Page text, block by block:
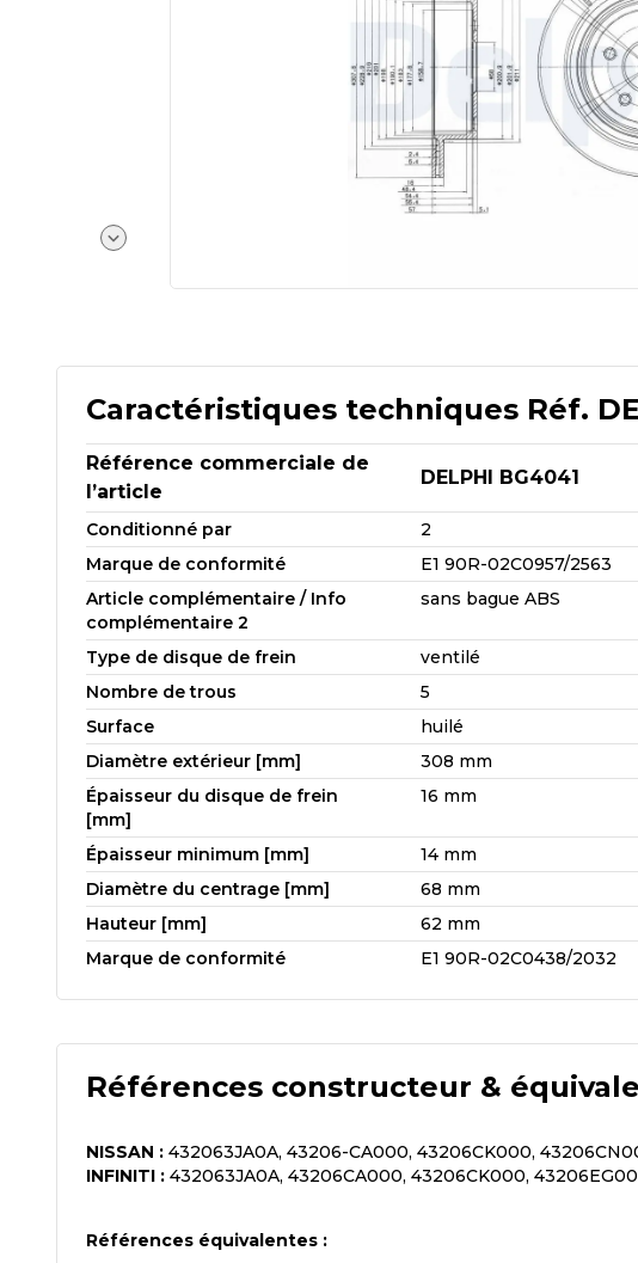
Caractéristiques techniques Réf.
Référence commerciale de
l’article
DELPHI BG4041
Conditionné par
2
Marque de conformité
E1 90R-02C0957/2563
Article complémentaire / Info
complémentaire 2
sans bague ABS
Type de disque de frein
ventilé
Nombre de trous
5
Surface
huilé
Diamètre extérieur [mm]
308 mm
Épaisseur du disque de frein
[mm]
16 mm
Épaisseur minimum [mm]
14 mm
Diamètre du centrage [mm]
68 mm
Hauteur [mm]
62 mm
Marque de conformité
E1 90R-02C0438/2032
Références constructeur &
NISSAN : 432063JA0A, 43206-CA000, 43206CK000,
INFINITI : 432063JA0A, 43206CA000, 43206CK000,
Références équivalentes :